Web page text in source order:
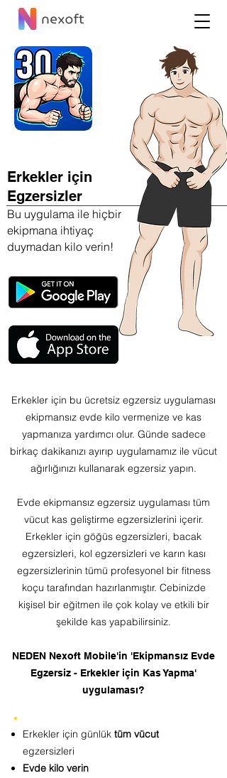
Bu uygulama ile hiçbir
ekipmana ihtiyaç
duymadan kilo verin!
Erkekler için
Egzersizler
Erkekler için bu ücretsiz egzersiz uygulaması
ekipmansız evde kilo vermenize ve kas
yapmanıza yardımcı olur. Günde sadece
birkaç dakikanızı ayırıp uygulamamız ile vücut
ağırlığınızı kullanarak egzersiz yapın.
Evde ekipmansız egzersiz uygulaması tüm
vücut kas geliştirme egzersizlerini içerir.
Erkekler için göğüs egzersizleri, bacak
egzersizleri, kol egzersizleri ve karın kası
egzersizlerinin tümü profesyonel bir fitness
koçu tarafından hazırlanmıştır. Cebinizde
kişisel bir eğitmen ile çok kolay ve etkili bir
şekilde kas yapabilirsiniz.
NEDEN Nexoft Mobile'in 'Ekipmansız Evde
Egzersiz - Erkekler için Kas Yapma'
uygulaması?
Erkekler için günlük tüm vücut
egzersizleri
Evde kilo verin